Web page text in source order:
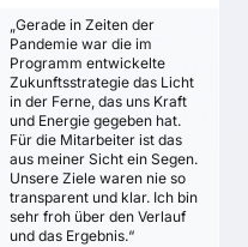
„Gerade in Zeiten der
Pandemie war die im
Programm entwickelte
Zukunftsstrategie das Licht
in der Ferne, das uns Kraft
und Energie gegeben hat.
Für die Mitarbeiter ist das
aus meiner Sicht ein Segen.
Unsere Ziele waren nie so
transparent und klar. Ich bin
sehr froh über den Verlauf
und das Ergebnis.“
Klares Bild, was das
Unternehmen für seine
Kunden erreichen will
Starkes Zukunftsbild,
dass das gesamte Team
beflügelt